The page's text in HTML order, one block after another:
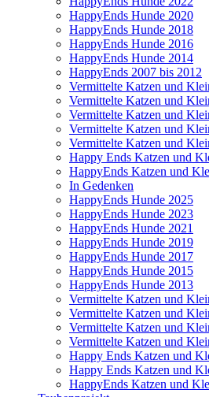
HappyEnds Hunde 2020
HappyEnds Hunde 2018
HappyEnds Hunde 2016
HappyEnds Hunde 2014
HappyEnds 2007 bis 2012
Vermittelte Katzen und
Vermittelte Katzen und
Vermittelte Katzen und
Vermittelte Katzen und
Vermittelte Katzen und
Happy Ends Katzen und
HappyEnds Katzen und
In Gedenken
HappyEnds Hunde 2025
HappyEnds Hunde 2023
HappyEnds Hunde 2021
HappyEnds Hunde 2019
HappyEnds Hunde 2017
HappyEnds Hunde 2015
HappyEnds Hunde 2013
Vermittelte Katzen und
Vermittelte Katzen und
Vermittelte Katzen und
Vermittelte Katzen und
Happy Ends Katzen und
Happy Ends Katzen und
HappyEnds Katzen und